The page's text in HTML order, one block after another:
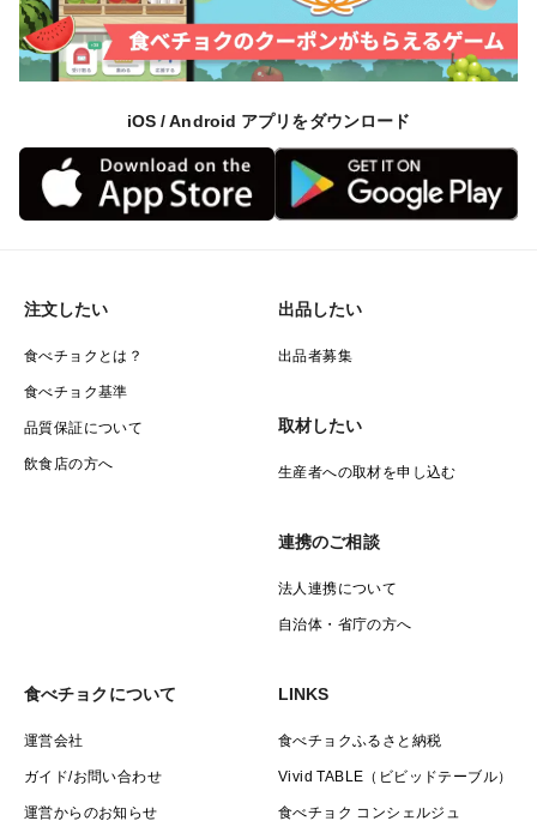
iOS / Android アプリをダウンロード
注文したい
食べチョクとは？
食べチョク基準
品質保証について
飲食店の方へ
出品したい
出品者募集
取材したい
生産者への取材を申し込む
連携のご相談
法人連携について
自治体・省庁の方へ
食べチョクについて
運営会社
ガイド/お問い合わせ
運営からのお知らせ
LINKS
食べチョクふるさと納税
Vivid TABLE（ビビッドテーブル）
食べチョク コンシェルジュ